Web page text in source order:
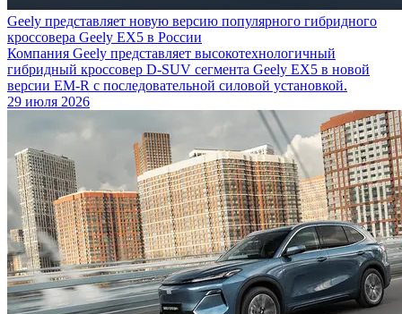
Geely представляет новую версию популярного гибридного
кроссовера Geely EX5 в России
Компания Geely представляет высокотехнологичный
гибридный кроссовер D-SUV сегмента Geely EX5 в новой
версии EM-R с последовательной силовой установкой.
29 июля 2026